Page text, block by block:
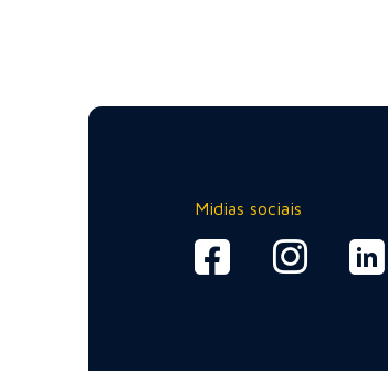
Midias sociais